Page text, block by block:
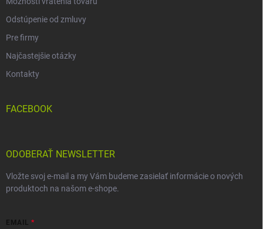
Odstúpenie od zmluvy
Pre firmy
Najčastejšie otázky
Kontakty
FACEBOOK
ODOBERAŤ NEWSLETTER
Vložte svoj e-mail a my Vám budeme zasielať informácie o nových
produktoch na našom e-shope.
EMAIL